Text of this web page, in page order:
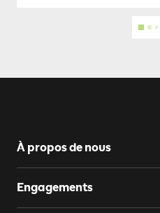
À propos de nous
Engagements